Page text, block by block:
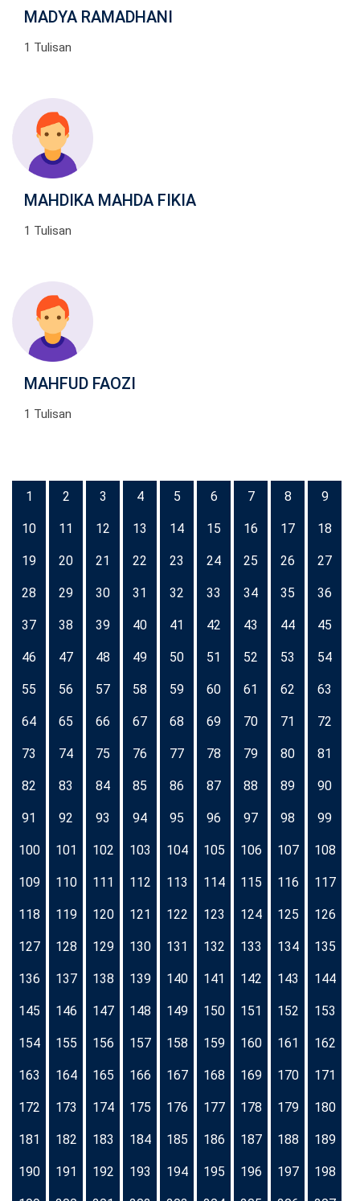
MADYA RAMADHANI
1 Tulisan
MAHDIKA MAHDA FIKIA
1 Tulisan
MAHFUD FAOZI
1 Tulisan
1 2 3 4 5 6 7 8 9
10 11 12 13 14 15 16 17 18
19 20 21 22 23 24 25 26 27
28 29 30 31 32 33 34 35 36
37 38 39 40 41 42 43 44 45
46 47 48 49 50 51 52 53 54
55 56 57 58 59 60 61 62 63
64 65 66 67 68 69 70 71 72
73 74 75 76 77 78 79 80 81
82 83 84 85 86 87 88 89 90
91 92 93 94 95 96 97 98 99
100 101 102 103 104 105 106 107 108
109 110 111 112 113 114 115 116 117
118 119 120 121 122 123 124 125 126
127 128 129 130 131 132 133 134 135
136 137 138 139 140 141 142 143 144
145 146 147 148 149 150 151 152 153
154 155 156 157 158 159 160 161 162
163 164 165 166 167 168 169 170 171
172 173 174 175 176 177 178 179 180
181 182 183 184 185 186 187 188 189
190 191 192 193 194 195 196 197 198